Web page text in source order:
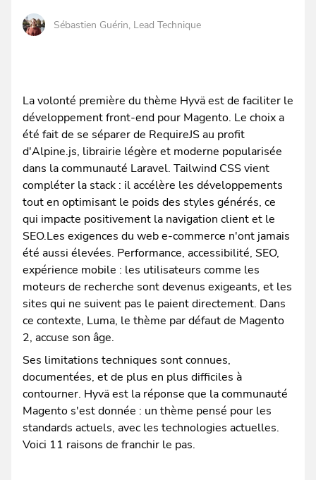
Sébastien Guérin, Lead Technique
La volonté première du thème Hyvä est de faciliter le
développement front-end pour Magento. Le choix a
été fait de se séparer de RequireJS au profit
d'Alpine.js, librairie légère et moderne popularisée
dans la communauté Laravel. Tailwind CSS vient
compléter la stack : il accélère les développements
tout en optimisant le poids des styles générés, ce
qui impacte positivement la navigation client et le
SEO.Les exigences du web e-commerce n'ont jamais
été aussi élevées. Performance, accessibilité, SEO,
expérience mobile : les utilisateurs comme les
moteurs de recherche sont devenus exigeants, et les
sites qui ne suivent pas le paient directement. Dans
ce contexte, Luma, le thème par défaut de Magento
2, accuse son âge.
Ses limitations techniques sont connues,
documentées, et de plus en plus difficiles à
contourner. Hyvä est la réponse que la communauté
Magento s'est donnée : un thème pensé pour les
standards actuels, avec les technologies actuelles.
Voici 11 raisons de franchir le pas.